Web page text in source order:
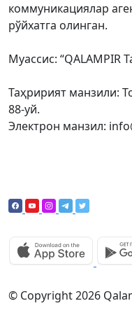
коммуникациялар
рўйхатга олинган.
Муассис: “QALAMPIR
Таҳририят манзили:
88-уй.
Электрон манзил:
© Copyright 2026